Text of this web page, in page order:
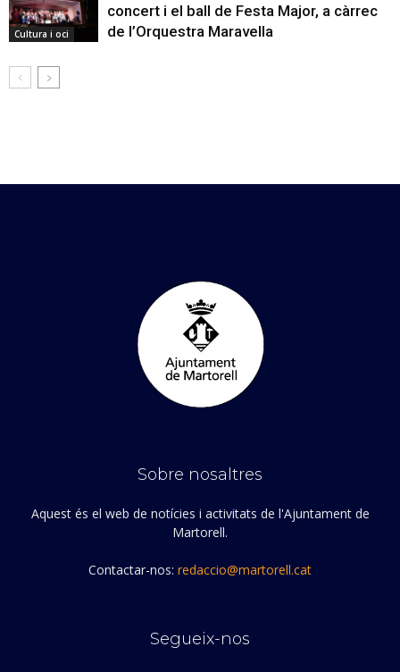
Cultura i oci
concert i el ball de Festa Major, a càrrec
de l’Orquestra Maravella
Sobre nosaltres
Aquest és el web de notícies i activitats de l'Ajuntament de
Martorell.
Contactar-nos: redaccio@martorell.cat
Segueix-nos